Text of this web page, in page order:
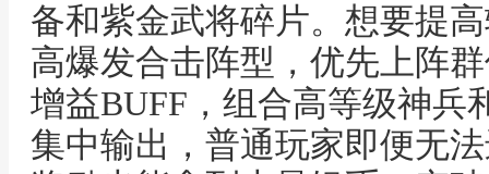
备和紫金武将碎片。想要提
高爆发合击阵型，优先上阵
增益BUFF，组合高等级神兵
集中输出，普通玩家即便无